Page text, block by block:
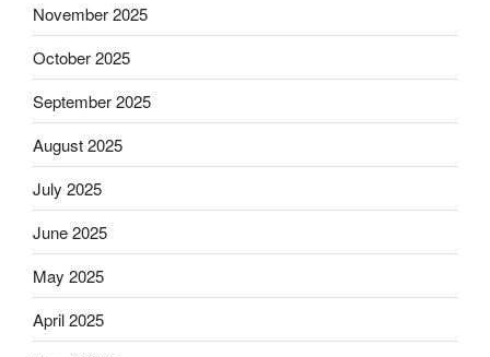
November 2025
October 2025
September 2025
August 2025
July 2025
June 2025
May 2025
April 2025